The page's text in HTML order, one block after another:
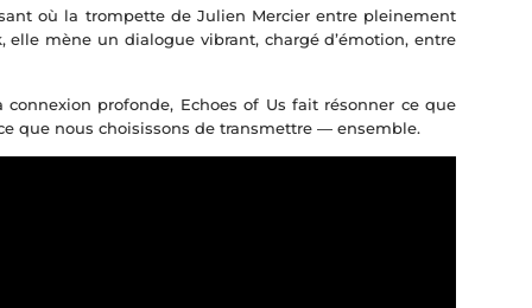
où la trompette de Julien Mercier entre pleinement
mène un dialogue vibrant, chargé d’émotion, entre
profonde, Echoes of Us fait résonner ce que
que nous choisissons de transmettre — ensemble.